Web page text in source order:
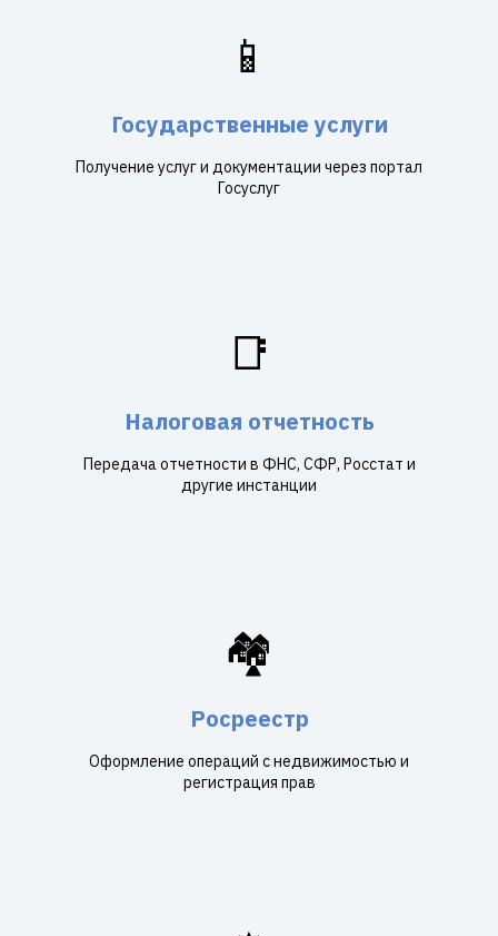
📱
Государственные услуги
Получение услуг и документации через портал
Госуслуг
📑
Налоговая отчетность
Передача отчетности в ФНС, СФР, Росстат и
другие инстанции
🏘️
Росреестр
Оформление операций с недвижимостью и
регистрация прав